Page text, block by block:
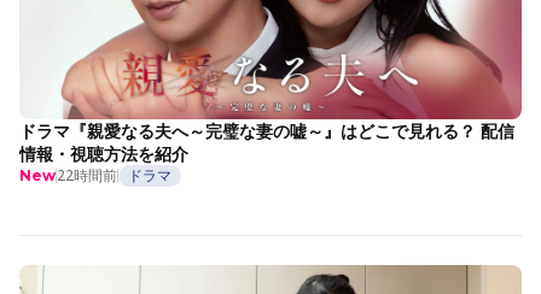
ドラマ『親愛なる夫へ～完璧な妻の嘘～』はどこで見れる？ 配信
情報・視聴方法を紹介
New22時間前 ドラマ